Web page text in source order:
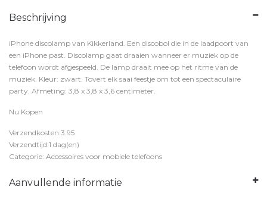
Beschrijving
iPhone discolamp van Kikkerland. Een discobol die in de laadpoort van
een iPhone past. Discolamp gaat draaien wanneer er muziek op de
telefoon wordt afgespeeld. De lamp draait mee op het ritme van de
muziek. Kleur: zwart. Tovert elk saai feestje om tot een spectaculaire
party. Afmeting: 3,8 x 3,8 x 3,6 centimeter.
Nu Kopen
Verzendkosten:3.95
Verzendtijd:1 dag(en)
Categorie: Accessoires voor mobiele telefoons
Aanvullende informatie